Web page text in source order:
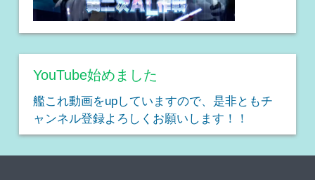
YouTube始めました
艦これ動画をupしていますので、是非ともチ
ャンネル登録よろしくお願いします！！